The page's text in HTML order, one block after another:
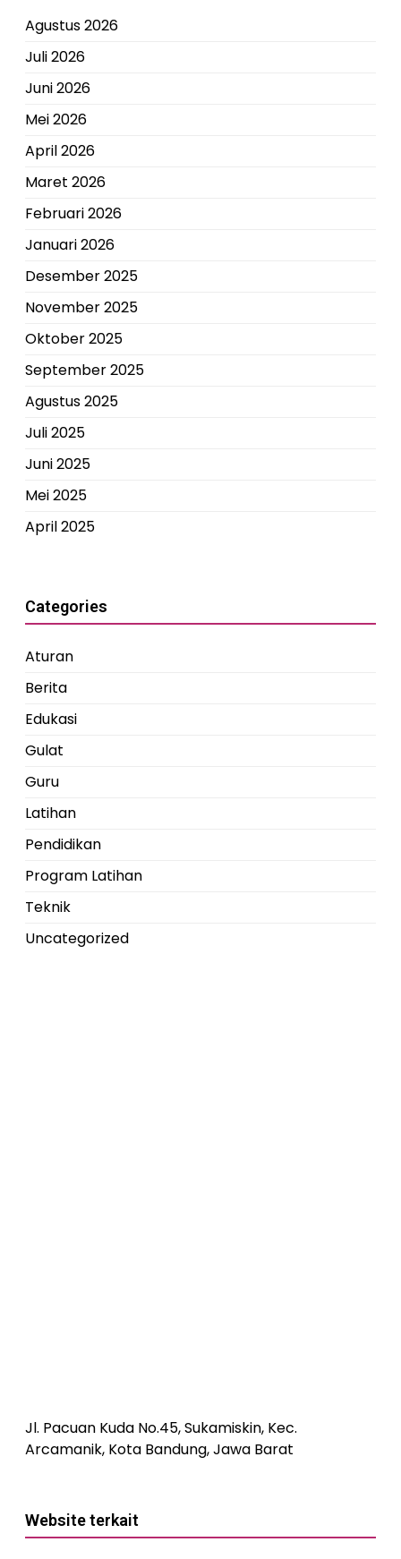
Agustus 2026
Juli 2026
Juni 2026
Mei 2026
April 2026
Maret 2026
Februari 2026
Januari 2026
Desember 2025
November 2025
Oktober 2025
September 2025
Agustus 2025
Juli 2025
Juni 2025
Mei 2025
April 2025
Categories
Aturan
Berita
Edukasi
Gulat
Guru
Latihan
Pendidikan
Program Latihan
Teknik
Uncategorized
Jl. Pacuan Kuda No.45, Sukamiskin, Kec.
Arcamanik, Kota Bandung, Jawa Barat
Website terkait